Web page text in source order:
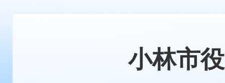
小林市